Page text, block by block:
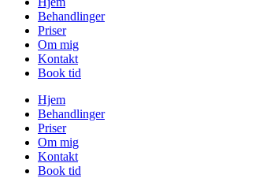
Behandlinger
Priser
Om mig
Kontakt
Book tid
Hjem
Behandlinger
Priser
Om mig
Kontakt
Book tid